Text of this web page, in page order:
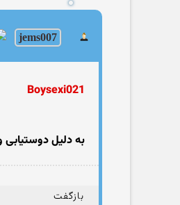
jems007
Boysexi021
به دلیل
بازگفت